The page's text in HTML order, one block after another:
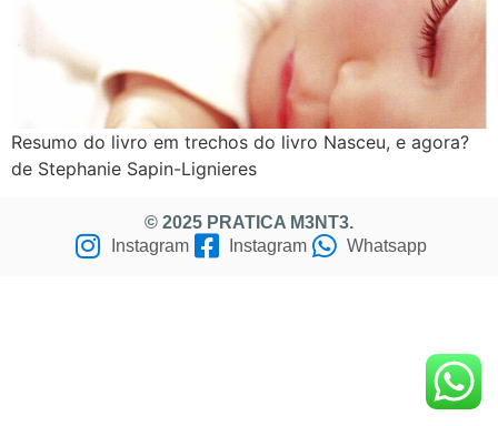
Resumo do livro em trechos do livro Nasceu, e agora?
de Stephanie Sapin-Lignieres
© 2025 PRATICA M3NT3.
Instagram
Instagram Whatsapp